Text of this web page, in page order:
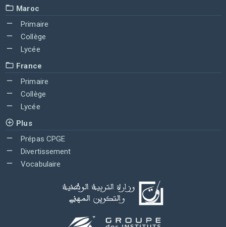
Maroc
Primaire
Collège
Lycée
France
Primaire
Collège
Lycée
Plus
Prépas CPGE
Divertissement
Vocabulaire